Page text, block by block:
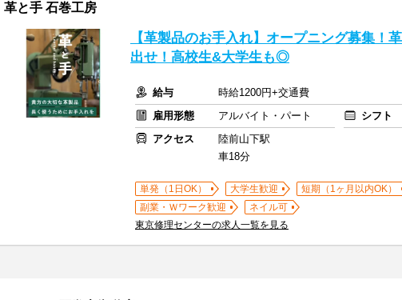
革と手 石巻工房
【革製品のお手入れ】オープニング募集！
出せ！高校生&大学生も◎
給与
時給1200円+交通費
雇用形態
アルバイト・パート シフト
アクセス
陸前山下駅
車18分
単発（1日OK） 大学生歓迎
短期（1ヶ月以内OK）
副業・Ｗワーク歓迎
ネイル可
東京修理センターの求人一覧を見る